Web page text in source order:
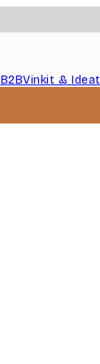
B2BVinkit & Ideat